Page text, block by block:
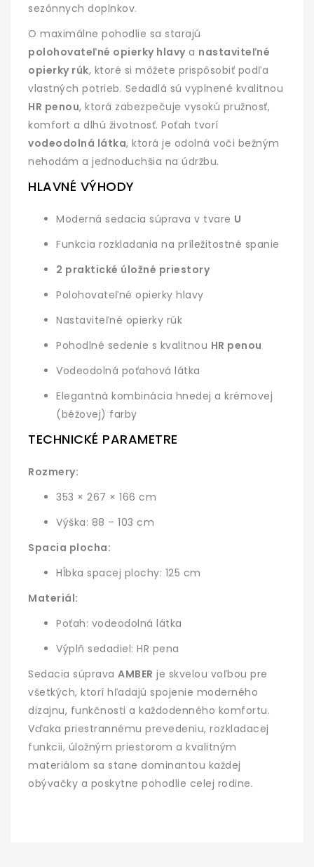
sezónnych doplnkov.
O maximálne pohodlie sa starajú
polohovateľné opierky hlavya nastaviteľné
opierky rúk, ktoré si môžete prispôsobiť podľa
vlastných potrieb. Sedadlá sú vyplnené kvalitnou
HR penou, ktorá zabezpečuje vysokú pružnosť,
komfort a dlhú životnosť. Poťah tvorí
vodeodolná látka, ktorá je odolná voči bežným
nehodám a jednoduchšia na údržbu.
HLAVNÉ VÝHODY
Moderná sedacia súprava v tvare U
Funkcia rozkladania na príležitostné spanie
2 praktické úložné priestory
Polohovateľné opierky hlavy
Nastaviteľné opierky rúk
Pohodlné sedenie s kvalitnou HR penou
Vodeodolná poťahová látka
Elegantná kombinácia hnedej a krémovej
(béžovej) farby
TECHNICKÉ PARAMETRE
Rozmery:
353 × 267 × 166 cm
Výška: 88 – 103 cm
Spacia plocha:
Hĺbka spacej plochy: 125 cm
Materiál:
Poťah: vodeodolná látka
Výplň sedadiel: HR pena
Sedacia súprava AMBER je skvelou voľbou pre
všetkých, ktorí hľadajú spojenie moderného
dizajnu, funkčnosti a každodenného komfortu.
Vďaka priestrannému prevedeniu, rozkladacej
funkcii, úložným priestorom a kvalitným
materiálom sa stane dominantou každej
obývačky a poskytne pohodlie celej rodine.